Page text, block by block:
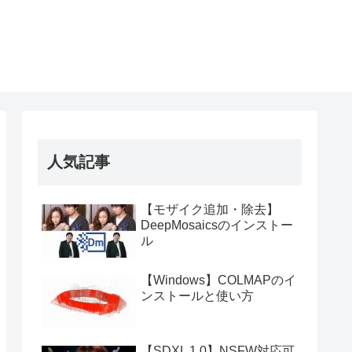
人気記事
【モザイク追加・除去】
DeepMosaicsのインストー
ル
【Windows】COLMAPのイ
ンストールと使い方